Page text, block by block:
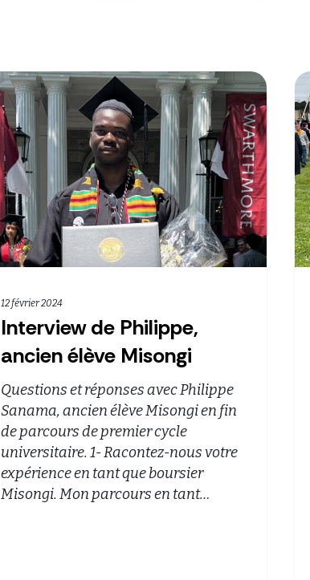
12 février 2024
Interview de Philippe,
ancien élève Misongi
Questions et réponses avec Philippe
Sanama, ancien élève Misongi en fin
de parcours de premier cycle
universitaire. 1- Racontez-nous votre
expérience en tant que boursier
Misongi. Mon parcours en tant…